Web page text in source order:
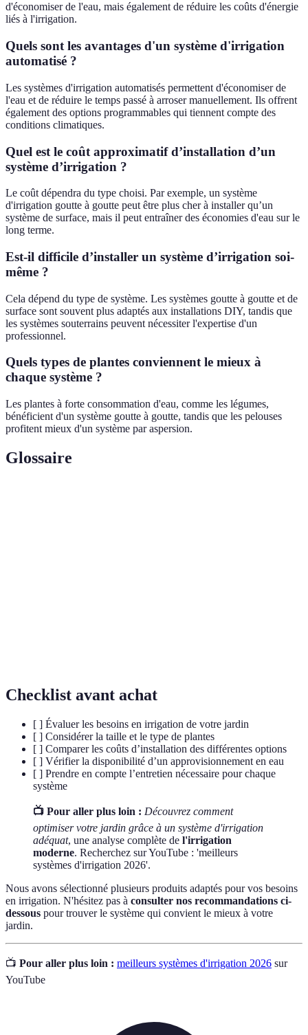
d'économiser de l'eau, mais également de réduire les coûts d'énergie
liés à l'irrigation.
Quels sont les avantages d'un système d'irrigation
automatisé ?
Les systèmes d'irrigation automatisés permettent d'économiser de
l'eau et de réduire le temps passé à arroser manuellement. Ils offrent
également des options programmables qui tiennent compte des
conditions climatiques.
Quel est le coût approximatif d’installation d’un
système d’irrigation ?
Le coût dépendra du type choisi. Par exemple, un système
d'irrigation goutte à goutte peut être plus cher à installer qu’un
système de surface, mais il peut entraîner des économies d'eau sur le
long terme.
Est-il difficile d’installer un système d’irrigation soi-
même ?
Cela dépend du type de système. Les systèmes goutte à goutte et de
surface sont souvent plus adaptés aux installations DIY, tandis que
les systèmes souterrains peuvent nécessiter l'expertise d'un
professionnel.
Quels types de plantes conviennent le mieux à
chaque système ?
Les plantes à forte consommation d'eau, comme les légumes,
bénéficient d'un système goutte à goutte, tandis que les pelouses
profitent mieux d'un système par aspersion.
Glossaire
Checklist avant achat
[ ] Évaluer les besoins en irrigation de votre jardin
[ ] Considérer la taille et le type de plantes
[ ] Comparer les coûts d’installation des différentes options
[ ] Vérifier la disponibilité d’un approvisionnement en eau
[ ] Prendre en compte l’entretien nécessaire pour chaque
système
📺 Pour aller plus loin : Découvrez comment
optimiser votre jardin grâce à un système d'irrigation
adéquat, une analyse complète de l'irrigation
moderne. Recherchez sur YouTube : 'meilleurs
systèmes d'irrigation 2026'.
Nous avons sélectionné plusieurs produits adaptés pour vos besoins
en irrigation. N'hésitez pas à consulter nos recommandations ci-
dessous pour trouver le système qui convient le mieux à votre
jardin.
📺 Pour aller plus loin : meilleurs systèmes d'irrigation 2026 sur
YouTube